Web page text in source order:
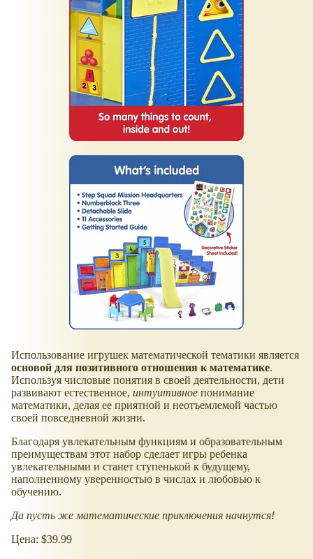
Использование игрушек математической тематики является
основой для позитивного отношения к математике.
Используя числовые понятия в своей деятельности, дети
развивают естественное, интуитивное понимание
математики, делая ее приятной и неотъемлемой частью
своей повседневной жизни.
Благодаря увлекательным функциям и образовательным
преимуществам этот набор сделает игры ребенка
увлекательными и станет ступенькой к будущему,
наполненному уверенностью в числах и любовью к
обучению.
Да пусть же математические приключения начнутся!
Цена: $39.99